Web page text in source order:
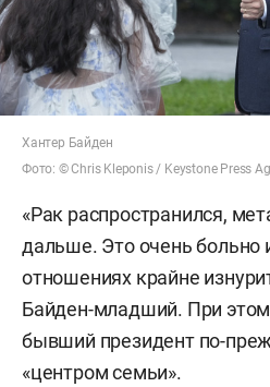
Хантер Байден
Фото: © Chris Kleponis / Keystone Press
«Рак распространился,
дальше. Это очень больно
отношениях крайне
Байден-младший. При
бывший президент по-
«центром семьи».